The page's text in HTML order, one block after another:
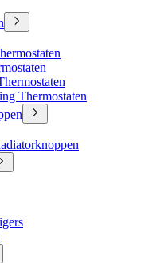
Thermostaten